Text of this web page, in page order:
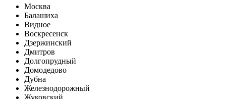
Москва
Балашиха
Видное
Воскресенск
Дзержинский
Дмитров
Долгопрудный
Домодедово
Дубна
Железнодорожный